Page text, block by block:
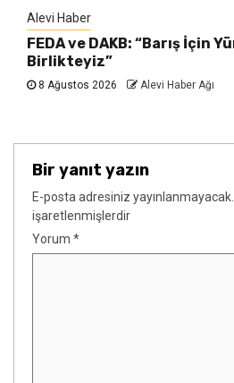
Alevi Haber
FEDA ve DAKB: “Barış İçin
Birlikteyiz”
8 Ağustos 2026 Alevi Haber Ağı
Bir yanıt yazın
E-posta adresiniz yayınlanmayacak.
işaretlenmişlerdir
Yorum *